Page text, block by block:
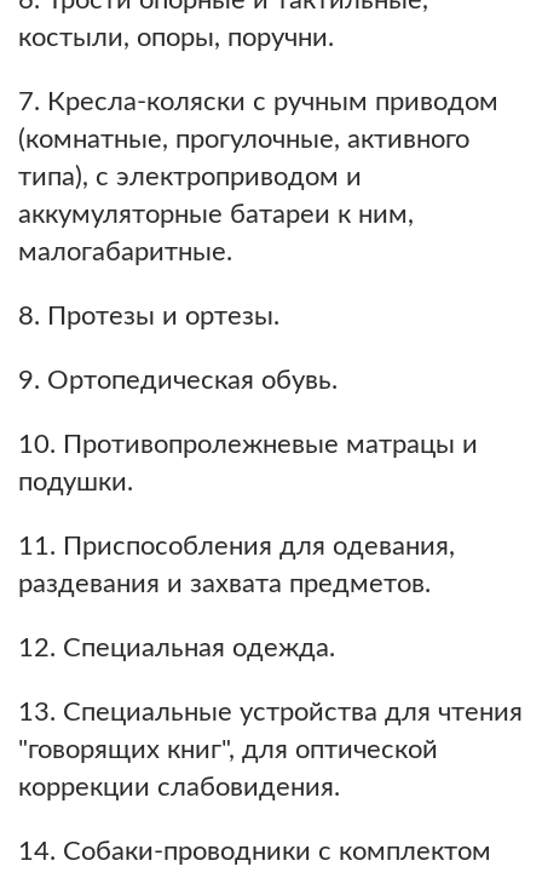
костыли, опоры, поручни.
7. Кресла-коляски с ручным приводом
(комнатные, прогулочные, активного
типа), с электроприводом и
аккумуляторные батареи к ним,
малогабаритные.
8. Протезы и ортезы.
9. Ортопедическая обувь.
10. Противопролежневые матрацы и
подушки.
11. Приспособления для одевания,
раздевания и захвата предметов.
12. Специальная одежда.
13. Специальные устройства для чтения
"говорящих книг", для оптической
коррекции слабовидения.
14. Собаки-проводники с комплектом